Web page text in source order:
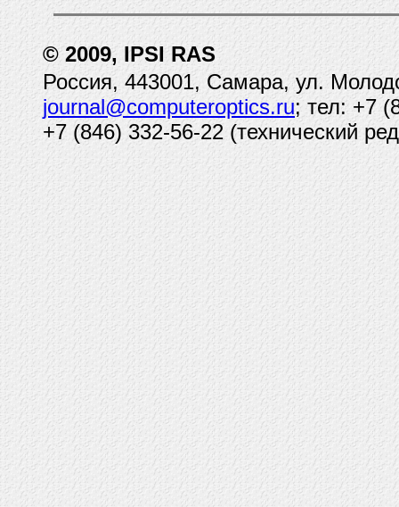
© 2009, IPSI RAS
Россия, 443001, Самара, ул.
journal@computeroptics.ru; тел: +7
+7 (846) 332-56-22 (технический